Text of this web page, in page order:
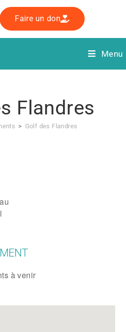
d’outils
Faire un don
Menu
Flandres
> Golf des Flandres
à venir